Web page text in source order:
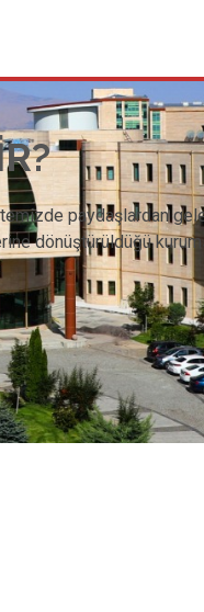
paydaşlardan
dönüştürüldüğü